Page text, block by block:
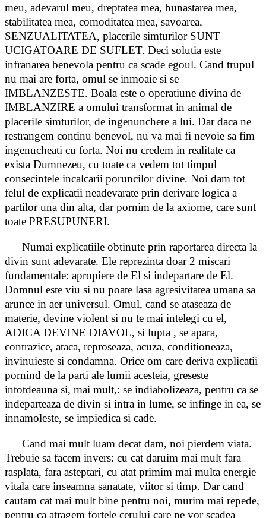
meu, adevarul meu, dreptatea mea, bunastarea mea,
stabilitatea mea, comoditatea mea, savoarea,
SENZUALITATEA, placerile simturilor SUNT
UCIGATOARE DE SUFLET. Deci solutia este
infranarea benevola pentru ca scade egoul. Cand trupul
nu mai are forta, omul se inmoaie si se
IMBLANZESTE. Boala este o operatiune divina de
IMBLANZIRE a omului transformat in animal de
placerile simturilor, de ingenunchere a lui. Dar daca ne
restrangem continu benevol, nu va mai fi nevoie sa fim
ingenucheati cu forta. Noi nu credem in realitate ca
exista Dumnezeu, cu toate ca vedem tot timpul
consecintele incalcarii poruncilor divine. Noi dam tot
felul de explicatii neadevarate prin derivare logica a
partilor una din alta, dar pornim de la axiome, care sunt
toate PRESUPUNERI.
Numai explicatiile obtinute prin raportarea directa la
divin sunt adevarate. Ele reprezinta doar 2 miscari
fundamentale: apropiere de El si indepartare de El.
Domnul este viu si nu poate lasa agresivitatea umana sa
arunce in aer universul. Omul, cand se ataseaza de
materie, devine violent si nu te mai intelegi cu el,
ADICA DEVINE DIAVOL, si lupta , se apara,
contrazice, ataca, reproseaza, acuza, conditioneaza,
invinuieste si condamna. Orice om care deriva explicatii
pornind de la parti ale lumii acesteia, greseste
intotdeauna si, mai mult,: se indiabolizeaza, pentru ca se
indeparteaza de divin si intra in lume, se infinge in ea, se
innamoleste, se impiedica si cade.
Cand mai mult luam decat dam, noi pierdem viata.
Trebuie sa facem invers: cu cat daruim mai mult fara
rasplata, fara asteptari, cu atat primim mai multa energie
vitala care inseamna sanatate, viitor si timp. Dar cand
cautam cat mai mult bine pentru noi, murim mai repede,
pentru ca atragem fortele cerului care ne vor scadea